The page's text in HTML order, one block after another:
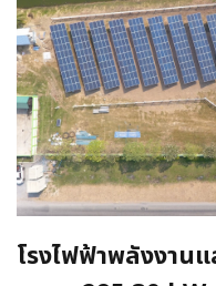
โรงไฟฟ้าพลังงา